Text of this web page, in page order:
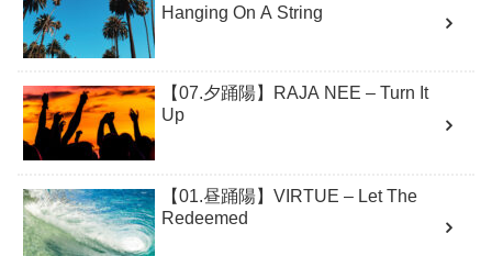
Hanging On A String
【07.夕踊陽】RAJA NEE – Turn It
Up
【01.昼踊陽】VIRTUE – Let The
Redeemed